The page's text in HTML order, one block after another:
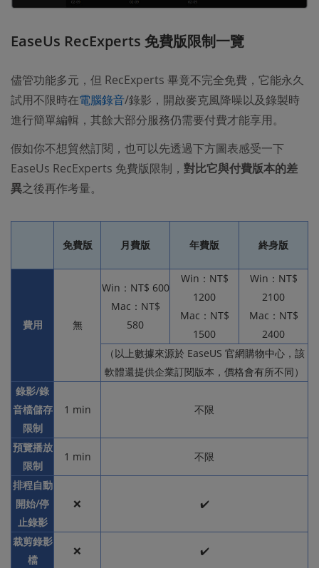
EaseUs RecExperts 免費版限制一覽
儘管功能多元，但 RecExperts 畢竟不完全免費，它能永久
試用不限時在電腦錄音/錄影，開啟麥克風降噪以及錄製時
進行簡單編輯，其餘大部分服務仍需要付費才能享用。
假如你不想貿然訂閱，也可以先透過下方圖表感受一下
EaseUs RecExperts 免費版限制， 對比它與付費版本的差
異之後再作考量。
免費版 月費版 年費版 終身版
費用 無
Win：NT$ 600
Mac：NT$
580
Win：NT$
1200
Mac：NT$
1500
Win：NT$
2100
Mac：NT$
2400
（以上數據來源於 EaseUS 官網購物中心，該
軟體還提供企業訂閱版本，價格會有所不同）
錄影/錄
音檔儲存
限制
1 min 不限
預覽播放
限制
1 min 不限
排程自動
開始/停
止錄影
❌ ✔️
裁剪錄影
檔
❌ ✔️